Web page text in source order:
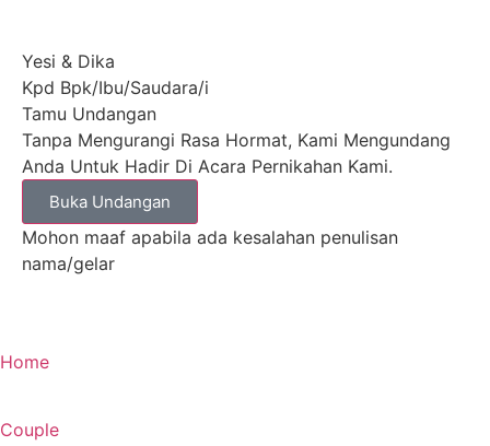
Yesi & Dika
Kpd Bpk/Ibu/Saudara/i
Tamu Undangan
Tanpa Mengurangi Rasa Hormat, Kami Mengundang
Anda Untuk Hadir Di Acara Pernikahan Kami.
Buka Undangan
Mohon maaf apabila ada kesalahan penulisan
nama/gelar
Home
Couple